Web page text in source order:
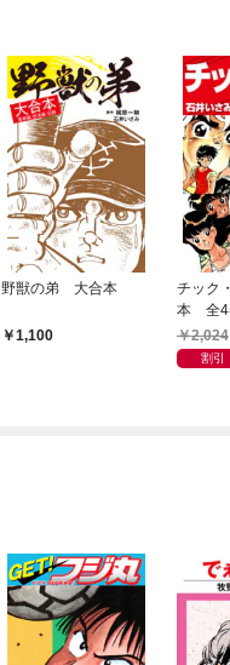
野獣の弟 大合本
1,100
チック
本 全4
2,024
割引